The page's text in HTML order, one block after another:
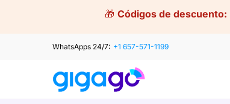
🎁 Códigos de descuento:
WhatsApps 24/7: +1 657-571-1199